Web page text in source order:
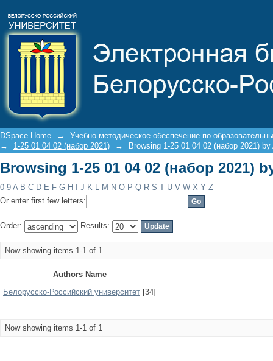
DSpace Home →
Учебно-методическое обеспечение по
→
1-25 01 04 02 (набор 2021) → Browsing 1-25 01 04 02 (набор 2021) by
Browsing 1-25 01 04 02 (набор 2021)
0-9 A B C D E F G H J K L M N O P Q R S T U V W X Y Z
Or enter first few letters:
Order: Results:
Now showing items 1-1 of 1
Authors Name
Белорусско-Российский университет [34]
Now showing items 1-1 of 1